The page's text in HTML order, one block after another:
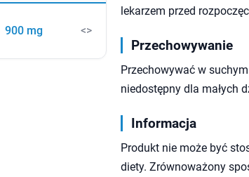
900 mg <>
lekarzem przed
Przechowywanie
Przechowywać w
niedostępny dla małych
Informacja
Produkt nie może być
diety. Zrównoważony